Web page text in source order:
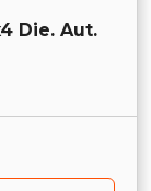
Die. Aut.